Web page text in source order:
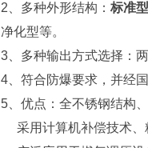
2、多种外形结构： 标准型
净化型等。
3、多种输出方式选择：
4、符合防爆要求，并经
5、优点：全不锈钢结构
采用计算机补偿技术、